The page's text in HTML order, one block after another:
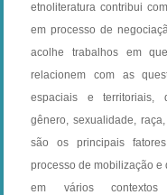
etnoliteratura contribui
em processo de
acolhe trabalhos em
relacionem com as
espaciais e territoriais,
gênero, sexualidade,
são os principais
processo de mobilização
em vários